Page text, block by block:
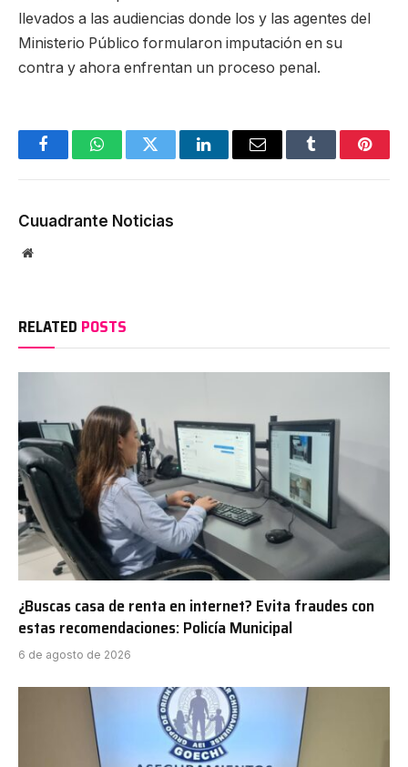
llevados a las audiencias donde los y las agentes del
Ministerio Público formularon imputación en su
contra y ahora enfrentan un proceso penal.
FacebookWhatsAppTwitter LinkedInEmail Tumblr
Cuuadrante Noticias
Website
RELATED POSTS
¿Buscas casa de renta en internet? Evita fraudes con
estas recomendaciones: Policía Municipal
6 de agosto de 2026